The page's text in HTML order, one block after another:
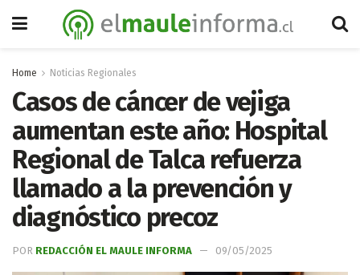
Home Noticias Regionales
Casos de cáncer de vejiga
aumentan este año: Hospital
Regional de Talca refuerza
llamado a la prevención y
diagnóstico precoz
POR REDACCIÓN EL MAULE INFORMA 09/05/2025